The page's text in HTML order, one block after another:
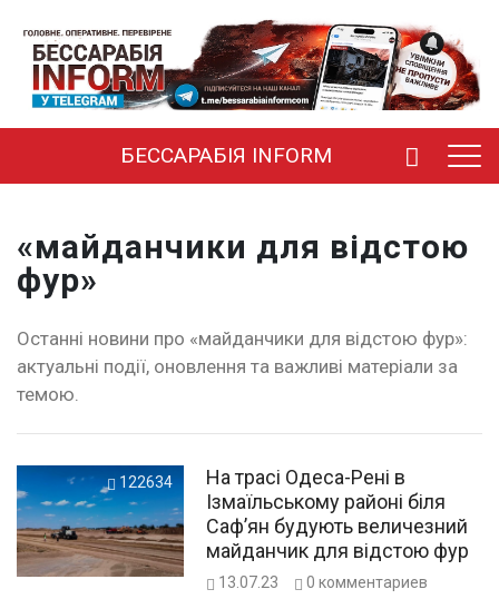
БЕССАРАБІЯ INFORM
«майданчики для відстою
фур»
Останні новини про «майданчики для відстою фур»:
актуальні події, оновлення та важливі матеріали за
темою.
122634
На трасі Одеса-Рені в
Ізмаїльському районі біля
Саф’ян будують величезний
майданчик для відстою фур
13.07.23 0 комментариев